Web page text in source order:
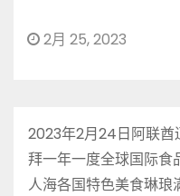
2月 25, 2023
2023年2月24日阿联酋
拜一年一度全球国际食
人海各国特色美食琳琅